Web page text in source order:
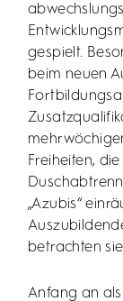
gespielt.
beim neuen
Freiheiten,
„Azubis“
betrachten
Anfang an